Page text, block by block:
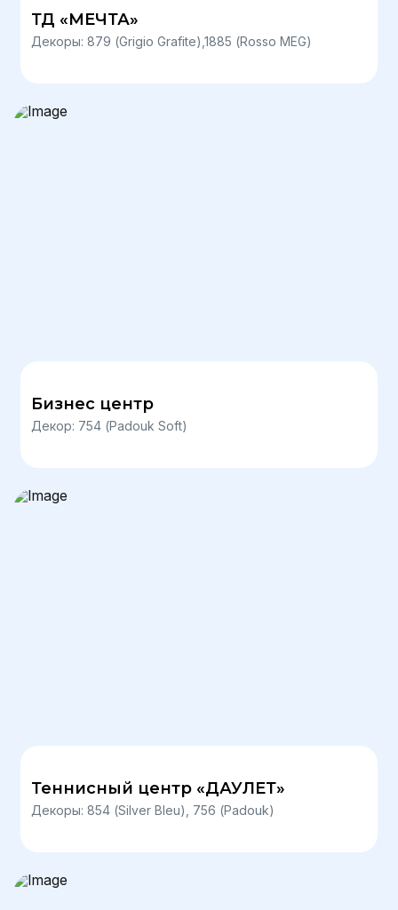
ТД «МЕЧТА»
Декоры: 879 (Grigio Grafite),1885 (Rosso MEG)
Бизнес центр
Декор: 754 (Padouk Soft)
Теннисный центр «ДАУЛЕТ»
Декоры: 854 (Silver Bleu), 756 (Padouk)